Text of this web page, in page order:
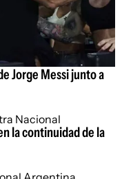
Jorge Messi junto a
la continuidad de la